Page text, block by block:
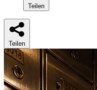
Teilen
Teilen